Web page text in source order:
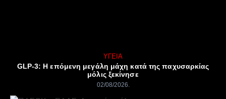
ΥΓΕΊΑ
GLP-3: Η επόμενη μεγάλη μάχη κατά της παχυσαρκίας
μόλις ξεκίνησε
02/08/2026